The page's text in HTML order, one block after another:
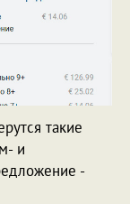
такие
и
-